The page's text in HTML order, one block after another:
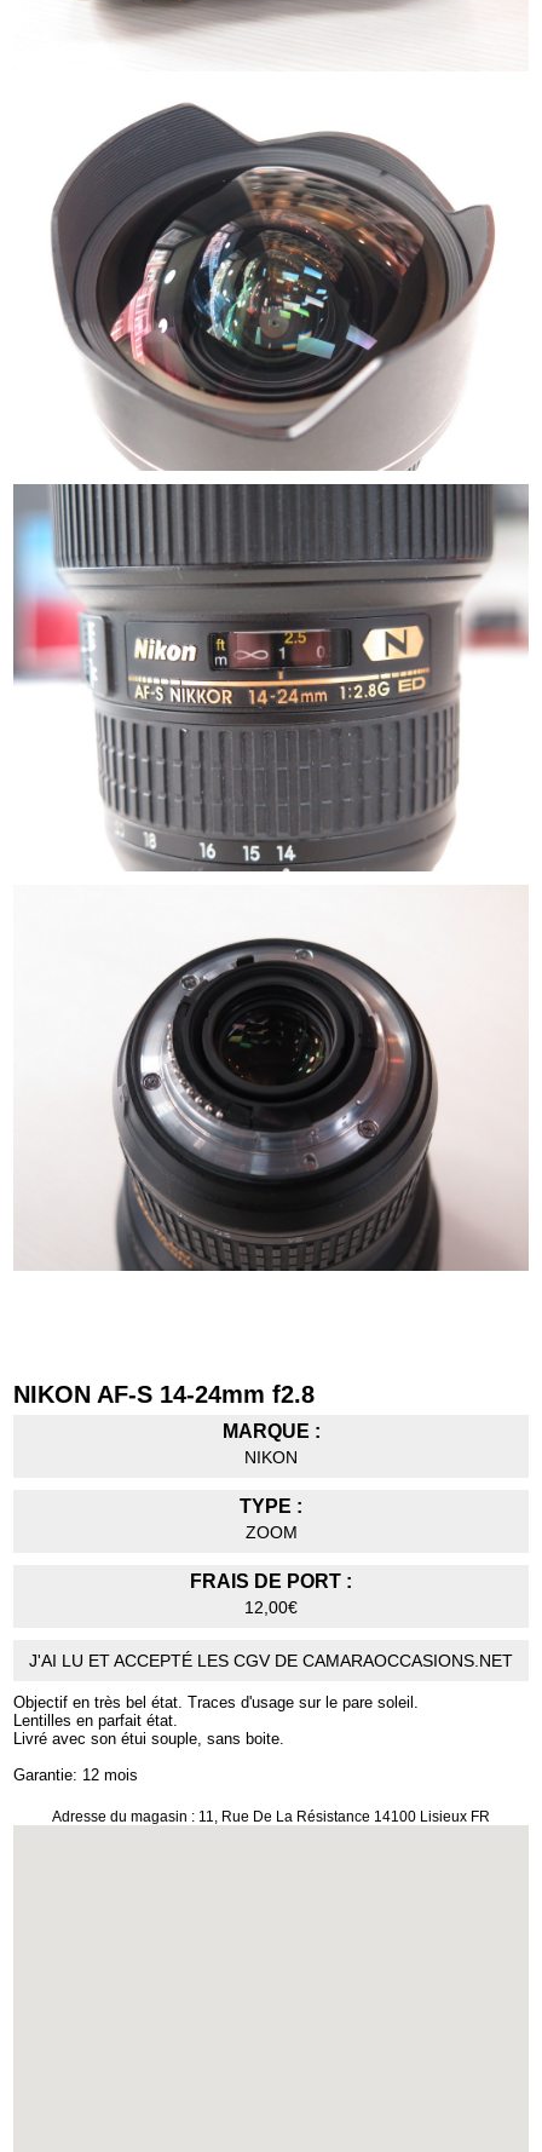
NIKON AF-S 14-24mm f2.8
MARQUE :
NIKON
TYPE :
ZOOM
FRAIS DE PORT :
12,00€
J'AI LU ET ACCEPTÉ LES CGV DE CAMARAOCCASIONS.NET
Objectif en très bel état. Traces d'usage sur le pare soleil.
Lentilles en parfait état.
Livré avec son étui souple, sans boite.
Garantie: 12 mois
Adresse du magasin : 11, Rue De La Résistance 14100 Lisieux FR